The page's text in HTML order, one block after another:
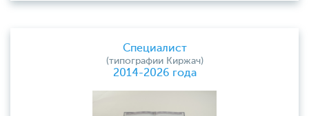
Специалист
(типографии Киржач)
2014-2026 года